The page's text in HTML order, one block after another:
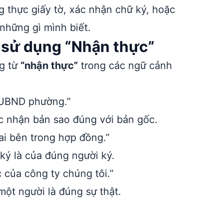
giấy tờ, xác nhận chữ ký, hoặc
gì mình biết.
dụng “Nhận thực”
từ “nhận thực” trong các ngữ cảnh
phường.”
bản sao đúng với bản gốc.
bên trong hợp đồng.”
là của đúng người ký.
công ty chúng tôi.”
người là đúng sự thật.